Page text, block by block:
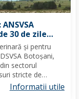
30 de zile
și pentru
Botoșani,
sectorul
stricte de
Decizia nr. 1,
Situații de...
Informatii utile